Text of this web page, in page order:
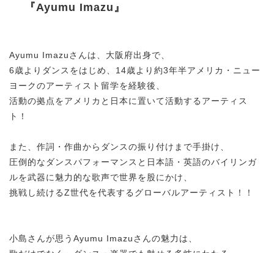
『Ayumu Imazu』
Ayumu Imazuさんは、大阪府出身で、
6歳よりダンスをはじめ、14歳より約3年半アメリカ・ニュー
ヨークのアーティスト留学を経験後、
活動の拠点をアメリカと日本に置いて活動するアーティス
ト！
また、作詞・作曲からダンスの振り付けまで手掛け、
圧倒的なダンスパフォーマンスと日本語・英語のバイリンガ
ルを武器に魅力的な歌声で世界を股にかけ、
挑戦し続けるZ世代を代表するグローバルアーティスト！！
小島さんが思うAyumu Imazuさんの魅力は、